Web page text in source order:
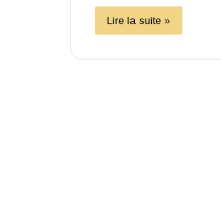
Lire la suite »